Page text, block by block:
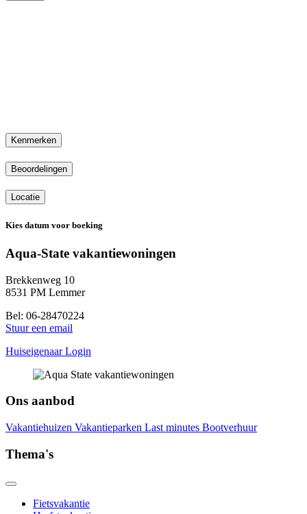
Kenmerken
Beoordelingen
Locatie
Kies datum voor boeking
Aqua-State vakantiewoningen
Brekkenweg 10
8531 PM Lemmer
Bel: 06-28470224
Stuur een email
Huiseigenaar Login
Ons aanbod
Vakantiehuizen Vakantieparken Last minutes Bootverhuur
Thema's
Fietsvakantie